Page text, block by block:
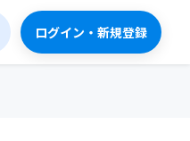
ログイン・新規登録